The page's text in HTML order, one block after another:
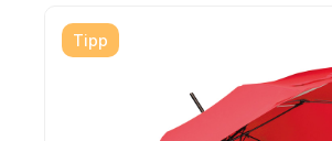
Tipp